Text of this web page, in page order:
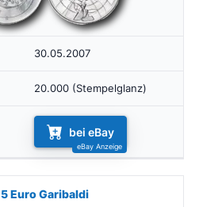
30.05.2007
20.000 (Stempelglanz)
bei eBay
5 Euro Garibaldi